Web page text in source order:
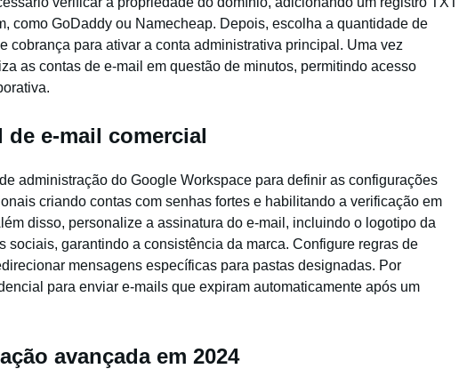
como GoDaddy ou Namecheap. Depois, escolha a quantidade de
cobrança para ativar a conta administrativa principal. Uma vez
as contas de e-mail em questão de minutos, permitindo acesso
e-mail comercial
administração do Google Workspace para definir as configurações
criando contas com senhas fortes e habilitando a verificação em
disso, personalize a assinatura do e-mail, incluindo o logotipo da
sociais, garantindo a consistência da marca. Configure regras de
mensagens específicas para pastas designadas. Por
para enviar e-mails que expiram automaticamente após um
avançada em 2024